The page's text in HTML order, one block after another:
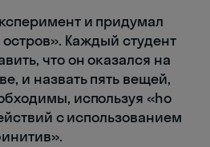
и придумал
Каждый студент
что он оказался на
и назвать пять вещей,
используя «ho
с использованием